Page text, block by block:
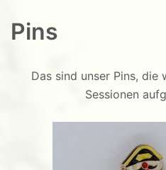
Pins
Das sind unser Pins, die
Sessionen